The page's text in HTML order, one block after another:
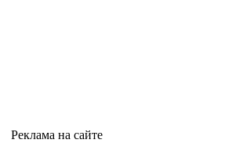
Реклама на сайте